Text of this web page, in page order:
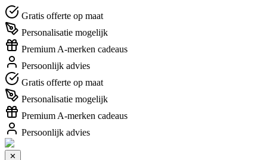
Gratis offerte op maat
Personalisatie mogelijk
Premium A-merken cadeaus
Persoonlijk advies
Gratis offerte op maat
Personalisatie mogelijk
Premium A-merken cadeaus
Persoonlijk advies
✕